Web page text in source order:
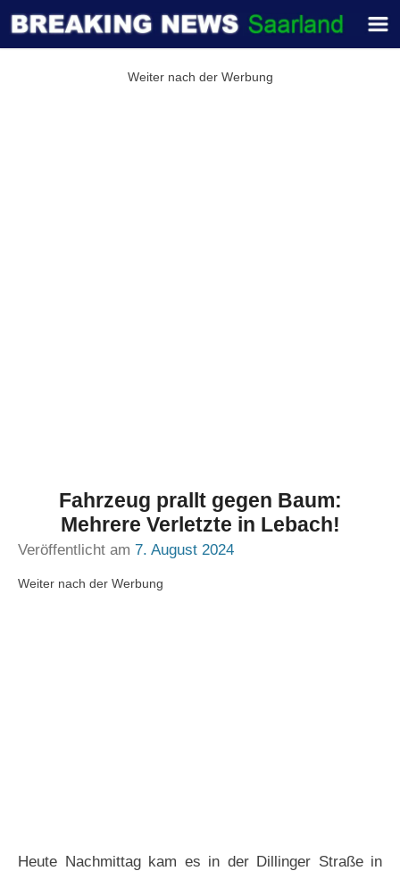
Weiter nach der Werbung
Fahrzeug prallt gegen Baum:
Mehrere Verletzte in Lebach!
Veröffentlicht am 7. August 2024
Weiter nach der Werbung
Heute Nachmittag kam es in der Dillinger Straße in